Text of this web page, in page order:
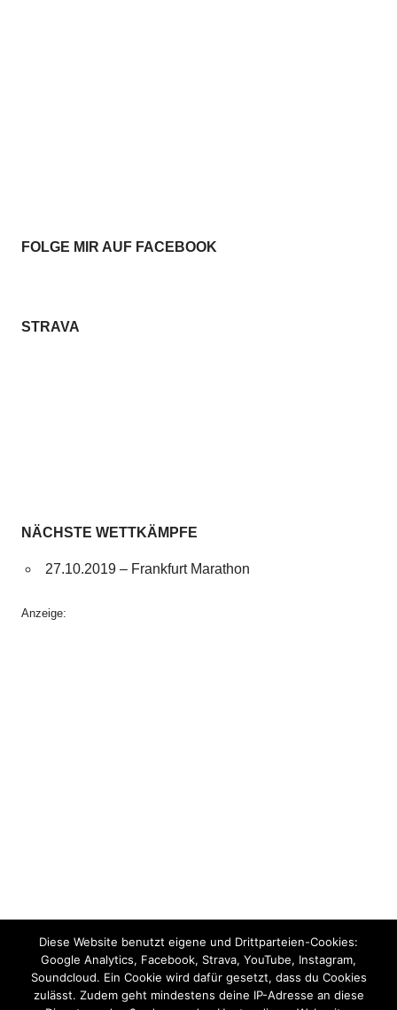
FOLGE MIR AUF FACEBOOK
STRAVA
NÄCHSTE WETTKÄMPFE
27.10.2019 – Frankfurt Marathon
Anzeige:
Diese Website benutzt eigene und Drittparteien-Cookies:
Google Analytics, Facebook, Strava, YouTube, Instagram,
Soundcloud. Ein Cookie wird dafür gesetzt, dass du Cookies
zulässt. Zudem geht mindestens deine IP-Adresse an diese